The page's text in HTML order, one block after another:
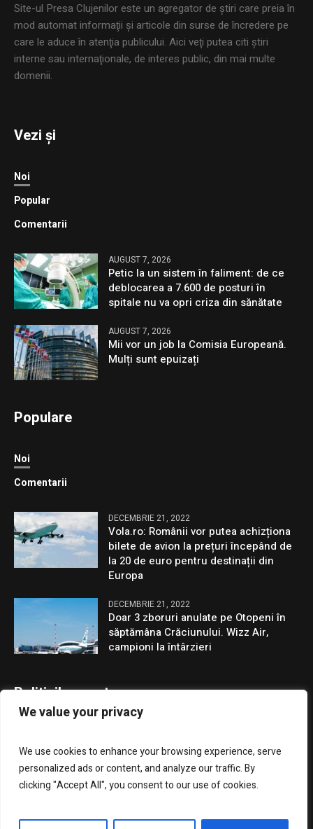
We value your privacy
We use cookies to enhance your browsing experience, serve
personalized ads or content, and analyze our traffic. By
clicking "Accept All", you consent to our use of cookies.
Site-ul Presa Clujenilor este un agregator de ştiri care preia în
mod automat informaţii şi articole din surse de încredere pe
care le aduce în atenţia publicului. Aici veţi putea citi ştiri
interne sau internaţionale, de interes public, din mai multe
domenii.
Vezi și
Noi
Popular
Comentarii
AUGUST 7, 2026
Petic la un sistem în faliment: de ce
deblocarea a 7.600 de posturi în
spitale nu va opri criza din sănătate
AUGUST 7, 2026
Mii vor un job la Comisia Europeană.
Mulți sunt epuizați
Populare
Noi
Comentarii
DECEMBRIE 21, 2022
Vola.ro: Românii vor putea achizționa
bilete de avion la prețuri începând de
la 20 de euro pentru destinații din
Europa
DECEMBRIE 21, 2022
Doar 3 zboruri anulate pe Otopeni în
săptămâna Crăciunului. Wizz Air,
campioni la întârzieri
Politicile noastre
GDPR